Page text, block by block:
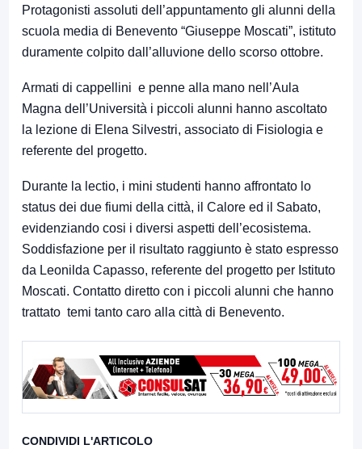
Protagonisti assoluti dell’appuntamento gli alunni della
scuola media di Benevento “Giuseppe Moscati”, istituto
duramente colpito dall’alluvione dello scorso ottobre.
Armati di cappellini e penne alla mano nell’Aula
Magna dell’Università i piccoli alunni hanno ascoltato
la lezione di Elena Silvestri, associato di Fisiologia e
referente del progetto.
Durante la lectio, i mini studenti hanno affrontato lo
status dei due fiumi della città, il Calore ed il Sabato,
evidenziando cosi i diversi aspetti dell’ecosistema.
Soddisfazione per il risultato raggiunto è stato espresso
da Leonilda Capasso, referente del progetto per Istituto
Moscati. Contatto diretto con i piccoli alunni che hanno
trattato temi tanto caro alla città di Benevento.
CONDIVIDI L'ARTICOLO